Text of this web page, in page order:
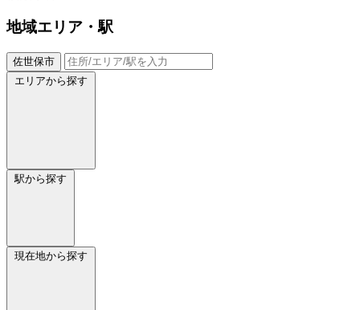
地域エリア・駅
佐世保市
エリアから探す
駅から探す
現在地から探す